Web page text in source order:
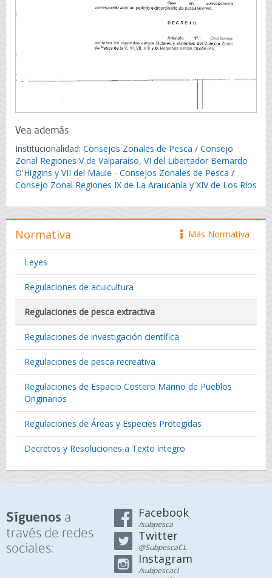
Vea además
Institucionalidad: Consejos Zonales de Pesca / Consejo
Zonal Regiones V de Valparaíso, VI del Libertador Bernardo
O'Higgins y VII del Maule - Consejos Zonales de Pesca /
Consejo Zonal Regiones IX de La Araucanía y XIV de Los Ríos
icono
Más Normativa
Normativa
Leyes
Regulaciones de acuicultura
Regulaciones de pesca extractiva
Regulaciones de investigación científica
Regulaciones de pesca recreativa
Regulaciones de Espacio Costero Marino de Pueblos
Originarios
Regulaciones de Áreas y Especies Protegidas
Decretos y Resoluciones a Texto íntegro
Síguenos a
través de redes
sociales:
Facebook
/subpesca
Twitter
@SubpescaCL
Instagram
/subpescacl